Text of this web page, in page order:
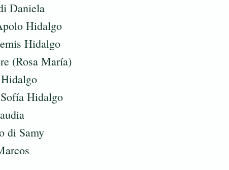
Daniela
Hidalgo
Hidalgo
(Rosa María)
Hidalgo
di Samy